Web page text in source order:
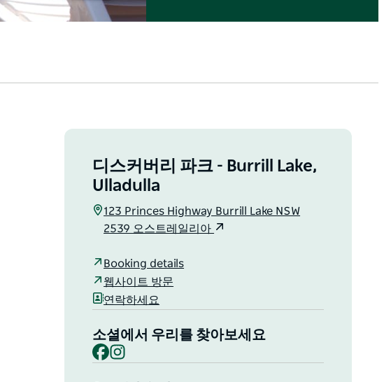
디스커버리 파크 - Burrill Lake,
Ulladulla
123 Princes Highway Burrill Lake NSW
2539 오스트레일리아
Booking details
웹사이트 방문
연락하세요
소셜에서 우리를 찾아보세요
Facebook